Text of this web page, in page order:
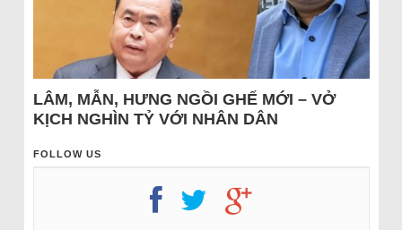
LÂM, MẪN, HƯNG NGỒI GHẾ MỚI – VỞ
KỊCH NGHÌN TỶ VỚI NHÂN DÂN
FOLLOW US